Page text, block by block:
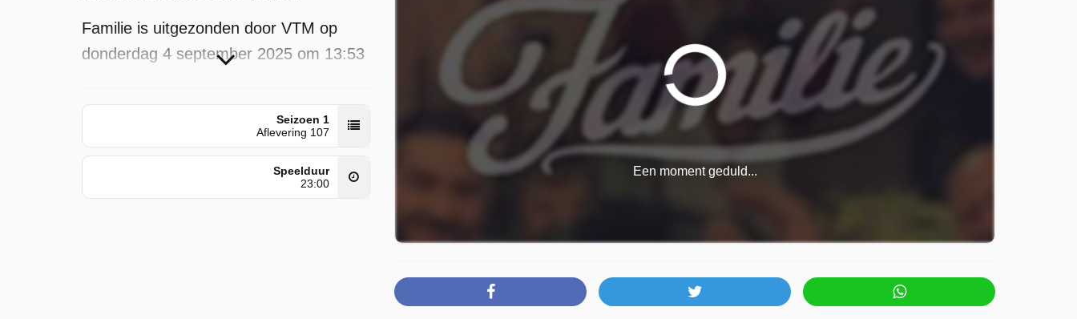
Familie is uitgezonden door VTM op
donderdag 4 september 2025 om 13:53
Seizoen 1
Aflevering 107
Speelduur
23:00
Een moment geduld...